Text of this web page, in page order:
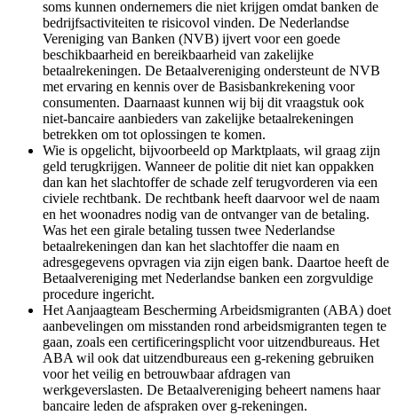
soms kunnen ondernemers die niet krijgen omdat banken de
bedrijfsactiviteiten te risicovol vinden. De Nederlandse
Vereniging van Banken (NVB) ijvert voor een goede
beschikbaarheid en bereikbaarheid van zakelijke
betaalrekeningen. De Betaalvereniging ondersteunt de NVB
met ervaring en kennis over de Basisbankrekening voor
consumenten. Daarnaast kunnen wij bij dit vraagstuk ook
niet-bancaire aanbieders van zakelijke betaalrekeningen
betrekken om tot oplossingen te komen.
Wie is opgelicht, bijvoorbeeld op Marktplaats, wil graag zijn
geld terugkrijgen. Wanneer de politie dit niet kan oppakken
dan kan het slachtoffer de schade zelf terugvorderen via een
civiele rechtbank. De rechtbank heeft daarvoor wel de naam
en het woonadres nodig van de ontvanger van de betaling.
Was het een girale betaling tussen twee Nederlandse
betaalrekeningen dan kan het slachtoffer die naam en
adresgegevens opvragen via zijn eigen bank. Daartoe heeft de
Betaalvereniging met Nederlandse banken een zorgvuldige
procedure ingericht.
Het Aanjaagteam Bescherming Arbeidsmigranten (ABA) doet
aanbevelingen om misstanden rond arbeidsmigranten tegen te
gaan, zoals een certificeringsplicht voor uitzendbureaus. Het
ABA wil ook dat uitzendbureaus een g-rekening gebruiken
voor het veilig en betrouwbaar afdragen van
werkgeverslasten. De Betaalvereniging beheert namens haar
bancaire leden de afspraken over g-rekeningen.